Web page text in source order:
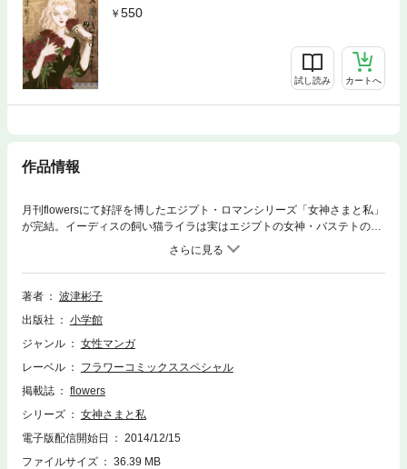
550
試し読み カートへ
作品情報
月刊flowersにて好評を博したエジプト・ロマンシリーズ「女神さまと私」
が完結。イーディスの飼い猫ライラは実はエジプトの女神・バステトの生
まれ変わり。でも見た目はただのケソケソのみすぼらしい子猫にすぎな
い。さらに飼い主イーディスを自分の巫女として自覚を持つように仕向け
るがままならない。このまま何も変わらず膠着状態が続くのか？収録作
品：昼の船・夜の船／女神のご加護を／巫女の本分／イシスの結び目／女
著者
波津彬子
出版社
小学館
ジャンル
女性マンガ
レーベル
フラワーコミックススペシャル
掲載誌
flowers
シリーズ
女神さまと私
電子版配信開始日
2014/12/15
ファイルサイズ
36.39 MB